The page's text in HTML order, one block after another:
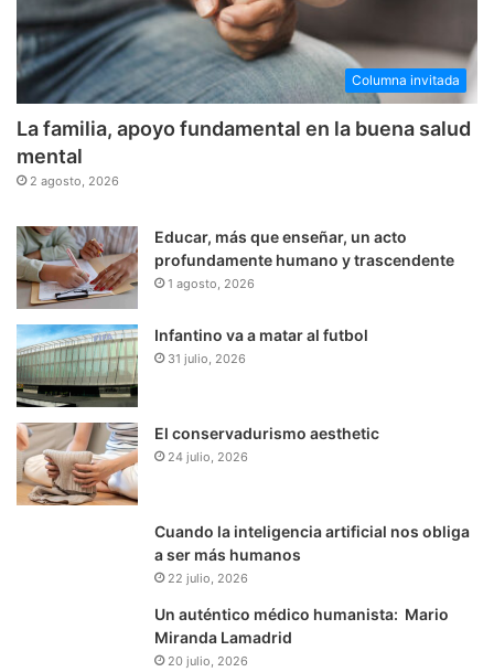
Columna invitada
La familia, apoyo fundamental en la buena salud
mental
2 agosto, 2026
Educar, más que enseñar, un acto
profundamente humano y trascendente
1 agosto, 2026
Infantino va a matar al futbol
31 julio, 2026
El conservadurismo aesthetic
24 julio, 2026
Cuando la inteligencia artificial nos obliga
a ser más humanos
22 julio, 2026
Un auténtico médico humanista: Mario
Miranda Lamadrid
20 julio, 2026